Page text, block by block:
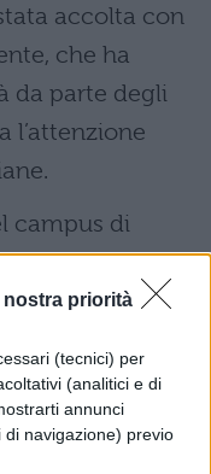
nostra priorità
(tecnici) per
(analitici e di
annunci
navigazione) previo
accolta con
che ha
da parte degli
l’attenzione
campus di
benefici di
personale
con più
lavorativa.”
il lancio